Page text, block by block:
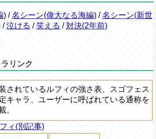
)/名シーン(偉大なる海編)/名シーン(新世
/泣ける /笑える /対決(2年前)
リンク
されているルフィの強さ表、スゴフェス
キャラ、ユーザーに呼ばれている通称を
。
ィ(別記事)